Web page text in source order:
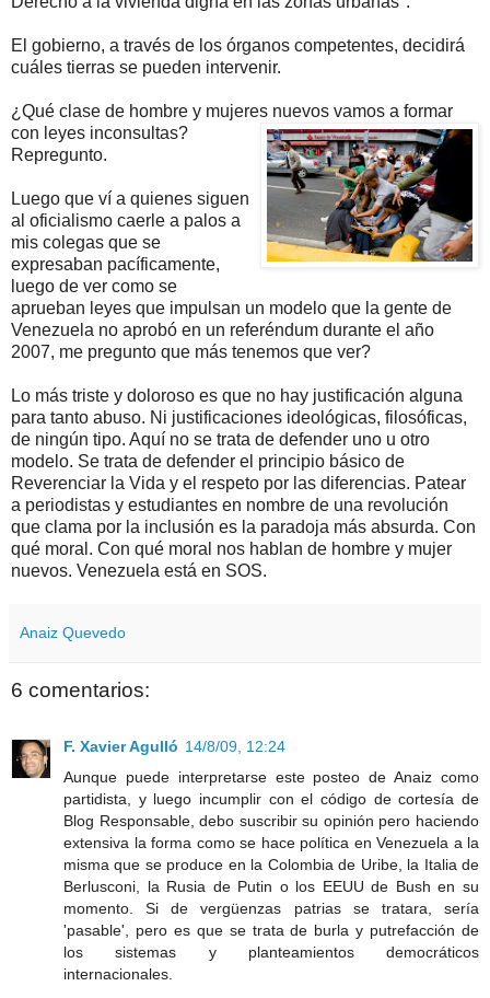
El gobierno, a través de los órganos competentes, decidirá
cuáles tierras se pueden intervenir.
¿Qué clase de hombre y mujeres nuevos vamos a formar
con leyes inconsultas?
Repregunto.
Luego que ví a quienes siguen
al oficialismo caerle a palos a
mis colegas que se
expresaban pacíficamente,
luego de ver como se
aprueban leyes que impulsan un modelo que la gente de
Venezuela no aprobó en un referéndum durante el año
2007, me pregunto que más tenemos que ver?
Lo más triste y doloroso es que no hay justificación alguna
para tanto abuso. Ni justificaciones ideológicas, filosóficas,
de ningún tipo. Aquí no se trata de defender uno u otro
modelo. Se trata de defender el principio básico de
Reverenciar la Vida y el respeto por las diferencias. Patear
a periodistas y estudiantes en nombre de una revolución
que clama por la inclusión es la paradoja más absurda. Con
qué moral. Con qué moral nos hablan de hombre y mujer
nuevos. Venezuela está en SOS.
Anaiz Quevedo
6 comentarios:
F. Xavier Agulló 14/8/09, 12:24
Aunque puede interpretarse este posteo de Anaiz como
partidista, y luego incumplir con el código de cortesía de
Blog Responsable, debo suscribir su opinión pero haciendo
extensiva la forma como se hace política en Venezuela a la
misma que se produce en la Colombia de Uribe, la Italia de
Berlusconi, la Rusia de Putin o los EEUU de Bush en su
momento. Si de vergüenzas patrias se tratara, sería
'pasable', pero es que se trata de burla y putrefacción de
los sistemas y planteamientos democráticos
internacionales.